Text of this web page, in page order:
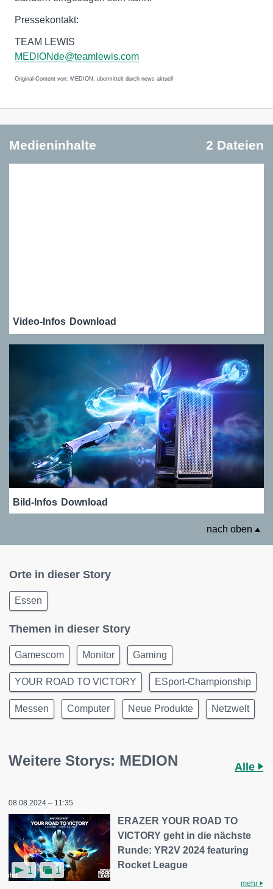
Pressekontakt:
TEAM LEWIS
MEDIONde@teamlewis.com
Original-Content von: MEDION, übermittelt durch news aktuell
Medieninhalte 2 Dateien
Video-Infos Download
Bild-Infos Download
nach oben
Orte in dieser Story
Essen
Themen in dieser Story
Gamescom Monitor Gaming
YOUR ROAD TO VICTORY ESport-Championship
Messen Computer Neue Produkte Netzwelt
Weitere Storys: MEDION Alle
08.08.2024 – 11:35
1 1
ERAZER YOUR ROAD TO
VICTORY geht in die nächste
Runde: YR2V 2024 featuring
Rocket League
mehr